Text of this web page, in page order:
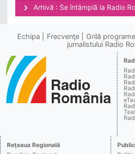
Arhivă : Se întâmplă la Radio
Echipa Frecvenţe Grilă programe
jurnalistului Radio
Reţeaua Regională